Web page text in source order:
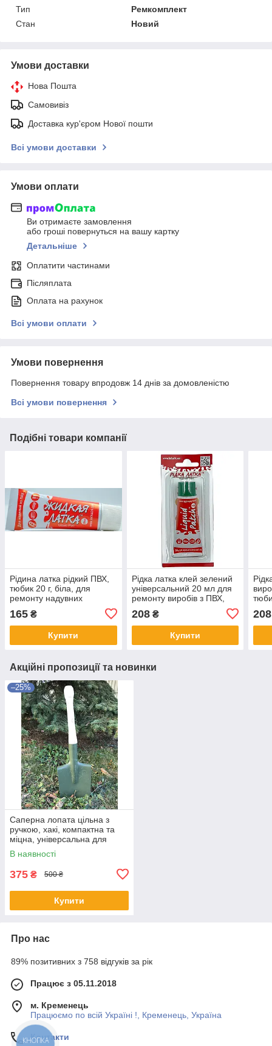
Тип
Ремкомплект
Стан
Новий
Умови доставки
Нова Пошта
Самовивіз
Доставка кур'єром Нової пошти
Всі умови доставки
Умови оплати
Ви отримаєте замовлення
або гроші повернуться на вашу картку
Детальніше
Оплатити частинами
Післяплата
Оплата на рахунок
Всі умови оплати
Умови повернення
Повернення товару впродовж 14 днів за домовленістю
Всі умови повернення
Подібні товари компанії
Рідина латка рідкий ПВХ,
тюбик 20 г, біла, для
ремонту надувних
виробів, човнів, матраців,
басейнів, тентів,
ремкомплект України
165 ₴
Купити
Рідка латка клей зелений
універсальний 20 мл для
ремонту виробів з ПВХ,
гуми, шкіри — ремонтний
засіб для човнів, тентів,
надувних
208₴
Купити
208
Акційні пропозиції та новинки
–25%
Саперна лопата цільна з
ручкою, хакі, компактна та
міцна, універсальна для
риболовлі, туризму, походів і
автомобіля
В наявності
375 ₴ 500 ₴
Купити
Про нас
89% позитивних з 758 відгуків за рік
Працює з 05.11.2018
м. Кременець
Працюємо по всій Україні !, Кременець, Україна
Контакти
КНОПКА